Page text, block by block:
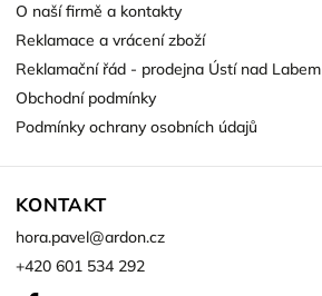
O naší firmě a kontakty
Reklamace a vrácení zboží
Reklamační řád - prodejna Ústí nad Labem
Obchodní podmínky
Podmínky ochrany osobních údajů
KONTAKT
hora.pavel@ardon.cz
+420 601 534 292